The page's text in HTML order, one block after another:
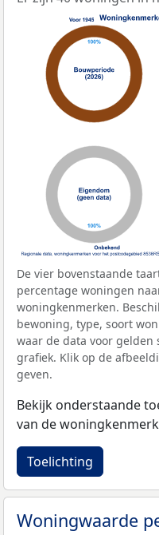
De vier bovenstaande
percentage woningen
woningkenmerken.
bewoning, type, soort
waar de data voor
grafiek. Klik op de
geven.
Bekijk onderstaande
van de
Toelichting
Woningwaarde